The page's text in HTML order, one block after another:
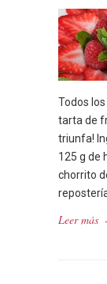
Todos
tarta de
triunfa!
125 g de
chorrito
Leer más